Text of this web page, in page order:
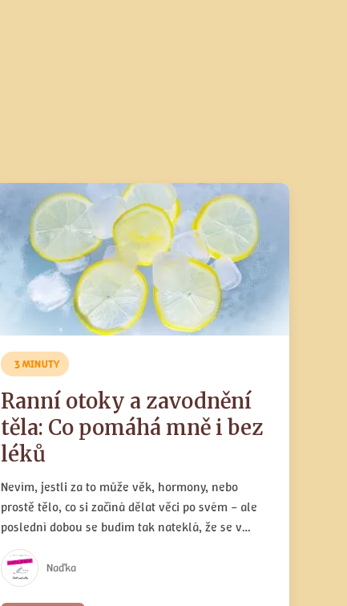
3 MINUTY
Ranní otoky a zavodnění
těla: Co pomáhá mně i bez
léků
Nevím, jestli za to může věk, hormony, nebo
prostě tělo, co si začíná dělat věci po svém – ale
poslední dobou se budím tak nateklá, že se v
zrcadle chvíli hledám. Oči zúžené na čárky, tváře
jak balóny. Nic příjemného. Ale už vím co s tím. A
to bez léků.Tělo má svůj rytmus a věřím, že když
Naďka